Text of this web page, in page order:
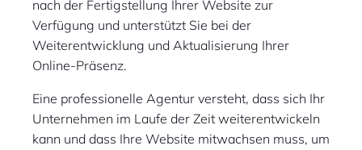
nach der Fertigstellung Ihrer Website zur
Verfügung und unterstützt Sie bei der
Weiterentwicklung und Aktualisierung Ihrer
Online-Präsenz.
Eine professionelle Agentur versteht, dass sich Ihr
Unternehmen im Laufe der Zeit weiterentwickeln
kann und dass Ihre Website mitwachsen muss, um